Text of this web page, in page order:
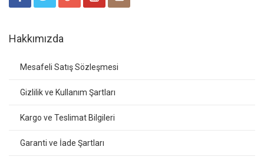
Hakkımızda
Mesafeli Satış Sözleşmesi
Gizlilik ve Kullanım Şartları
Kargo ve Teslimat Bilgileri
Garanti ve İade Şartları